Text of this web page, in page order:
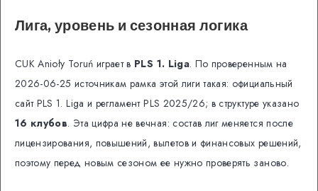
Лига, уровень и сезонная логика
CUK Anioły Toruń играет в PLS 1. Liga. По проверенным на
2026-06-25 источникам рамка этой лиги такая: официальный
сайт PLS 1. Liga и регламент PLS 2025/26; в структуре указано
16 клубов. Эта цифра не вечная: состав лиг меняется после
лицензирования, повышений, вылетов и финансовых решений,
поэтому перед новым сезоном ее нужно проверять заново.